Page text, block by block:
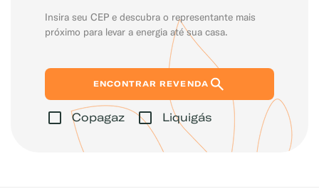
Exemplo: GLP, Liquigás, Copagaz, Gás para Comércio
Insira seu CEP e descubra o representante mais
próximo para levar a energia até sua casa.
ENCONTRAR REVENDA
Copagaz Liquigás